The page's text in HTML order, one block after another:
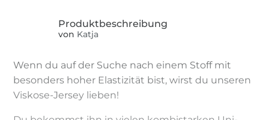
von Katja
Wenn du auf der Suche nach einem Stoff mit
besonders hoher Elastizität bist, wirst du unseren
Viskose-Jersey lieben!